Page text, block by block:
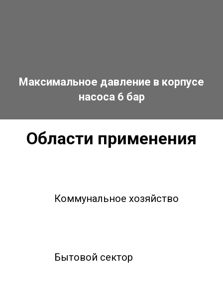
Максимальное давление в корпусе
насоса 6 бар
Области применения
Коммунальное хозяйство
Бытовой сектор